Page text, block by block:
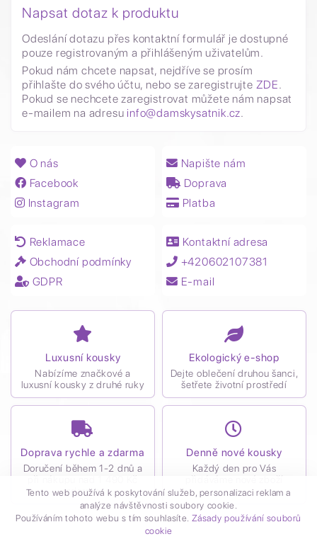
Napsat dotaz k produktu
Odeslání dotazu přes kontaktní formulář je dostupné
pouze registrovaným a přihlášeným uživatelům.
Pokud nám chcete napsat, nejdříve se prosím
přihlašte do svého účtu, nebo se zaregistrujte ZDE.
Pokud se nechcete zaregistrovat můžete nám napsat
e-mailem na adresu info@damskysatnik.cz.
O nás
Facebook
Instagram
Napište nám
Doprava
Platba
Reklamace
Obchodní podmínky
GDPR
Kontaktní adresa
+420602107381
E-mail
Luxusní kousky
Nabízíme značkové a
luxusní kousky z druhé ruky
Ekologický e-shop
Dejte oblečení druhou šanci,
šetřete životní prostředí
Doprava rychle a zdarma
Doručení během 1-2 dnů a
při nákupu nad 1 490 Kč
zdarma
Denně nové kousky
Každý den pro Vás
přidáváme nové zboží
Tento web používá k poskytování služeb, personalizaci reklam a
analýze návštěvnosti soubory cookie.
Používáním tohoto webu s tím souhlasíte. Zásady používání souborů
cookie